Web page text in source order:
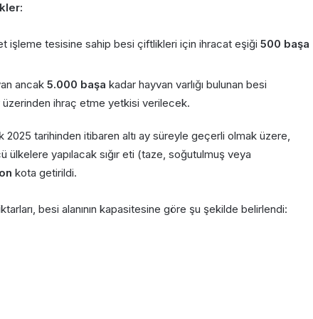
işleme tesisine sahip besi çiftlikleri için ihracat eşiği 500 başa
ancak 5.000 başa kadar hayvan varlığı bulunan besi
ihraç etme yetkisi verilecek.
2025 tarihinden itibaren altı ay süreyle geçerli olmak üzere,
yapılacak sığır eti (taze, soğutulmuş veya
kota getirildi.
besi alanının kapasitesine göre şu şekilde belirlendi: